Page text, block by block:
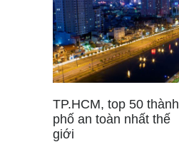
TP.HCM, top 50 thành
phố an toàn nhất thế
giới